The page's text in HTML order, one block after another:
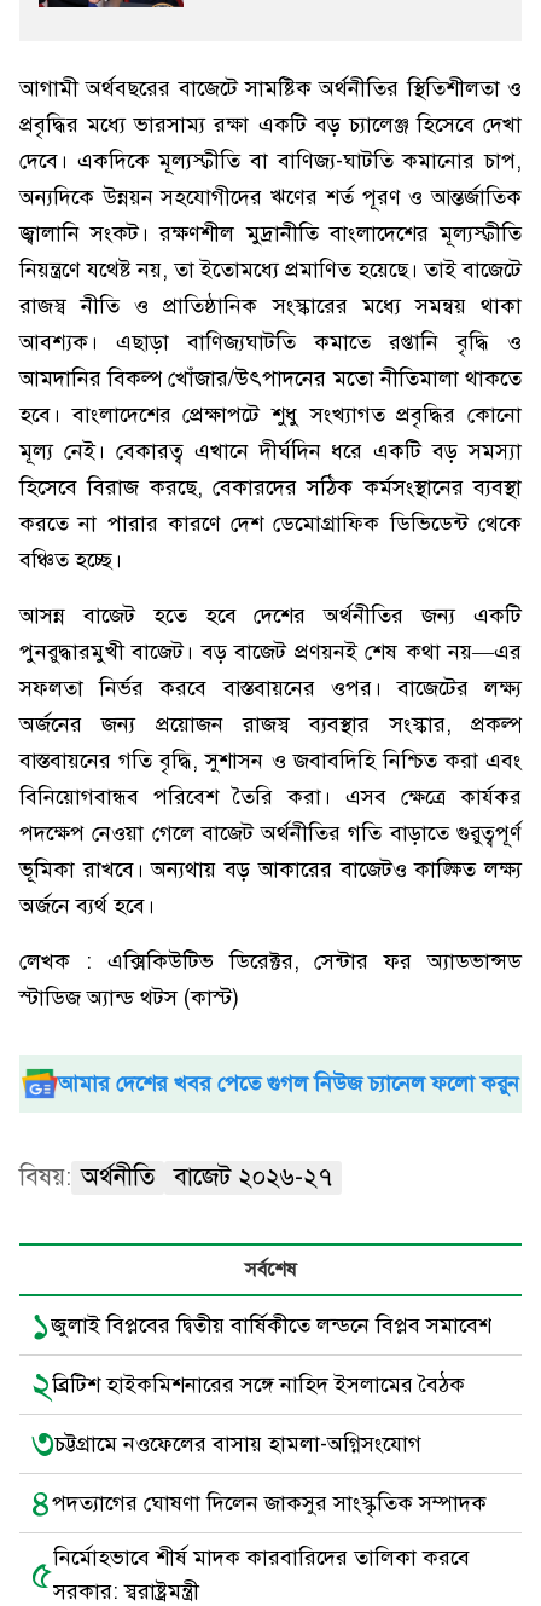
আগামী অর্থবছরের বাজেটে সামষ্টিক অর্থনীতির স্থিতিশীলতা ও
প্রবৃদ্ধির মধ্যে ভারসাম্য রক্ষা একটি বড় চ্যালেঞ্জ হিসেবে দেখা
দেবে। একদিকে মূল্যস্ফীতি বা বাণিজ্য-ঘাটতি কমানোর চাপ,
অন্যদিকে উন্নয়ন সহযোগীদের ঋণের শর্ত পূরণ ও আন্তর্জাতিক
জ্বালানি সংকট। রক্ষণশীল মুদ্রানীতি বাংলাদেশের মূল্যস্ফীতি
নিয়ন্ত্রণে যথেষ্ট নয়, তা ইতোমধ্যে প্রমাণিত হয়েছে। তাই বাজেটে
রাজস্ব নীতি ও প্রাতিষ্ঠানিক সংস্কারের মধ্যে সমন্বয় থাকা
আবশ্যক। এছাড়া বাণিজ্যঘাটতি কমাতে রপ্তানি বৃদ্ধি ও
আমদানির বিকল্প খোঁজার/উৎপাদনের মতো নীতিমালা থাকতে
হবে। বাংলাদেশের প্রেক্ষাপটে শুধু সংখ্যাগত প্রবৃদ্ধির কোনো
মূল্য নেই। বেকারত্ব এখানে দীর্ঘদিন ধরে একটি বড় সমস্যা
হিসেবে বিরাজ করছে, বেকারদের সঠিক কর্মসংস্থানের ব্যবস্থা
করতে না পারার কারণে দেশ ডেমোগ্রাফিক ডিভিডেন্ট থেকে
বঞ্চিত হচ্ছে।
আসন্ন বাজেট হতে হবে দেশের অর্থনীতির জন্য একটি
পুনরুদ্ধারমুখী বাজেট। বড় বাজেট প্রণয়নই শেষ কথা নয়—এর
সফলতা নির্ভর করবে বাস্তবায়নের ওপর। বাজেটের লক্ষ্য
অর্জনের জন্য প্রয়োজন রাজস্ব ব্যবস্থার সংস্কার, প্রকল্প
বাস্তবায়নের গতি বৃদ্ধি, সুশাসন ও জবাবদিহি নিশ্চিত করা এবং
বিনিয়োগবান্ধব পরিবেশ তৈরি করা। এসব ক্ষেত্রে কার্যকর
পদক্ষেপ নেওয়া গেলে বাজেট অর্থনীতির গতি বাড়াতে গুরুত্বপূর্ণ
ভূমিকা রাখবে। অন্যথায় বড় আকারের বাজেটও কাঙ্ক্ষিত লক্ষ্য
অর্জনে ব্যর্থ হবে।
লেখক : এক্সিকিউটিভ ডিরেক্টর, সেন্টার ফর অ্যাডভান্সড
স্টাডিজ অ্যান্ড থটস (কাস্ট)
আমার দেশের খবর পেতে গুগল নিউজ চ্যানেল ফলো করুন
বিষয়: অর্থনীতি বাজেট ২০২৬-২৭
সর্বশেষ
১জুলাই বিপ্লবের দ্বিতীয় বার্ষিকীতে লন্ডনে বিপ্লব সমাবেশ
২ব্রিটিশ হাইকমিশনারের সঙ্গে নাহিদ ইসলামের বৈঠক
৩চট্টগ্রামে নওফেলের বাসায় হামলা-অগ্নিসংযোগ
৪পদত্যাগের ঘোষণা দিলেন জাকসুর সাংস্কৃতিক সম্পাদক
৫নির্মোহভাবে শীর্ষ মাদক কারবারিদের তালিকা করবে
সরকার: স্বরাষ্ট্রমন্ত্রী